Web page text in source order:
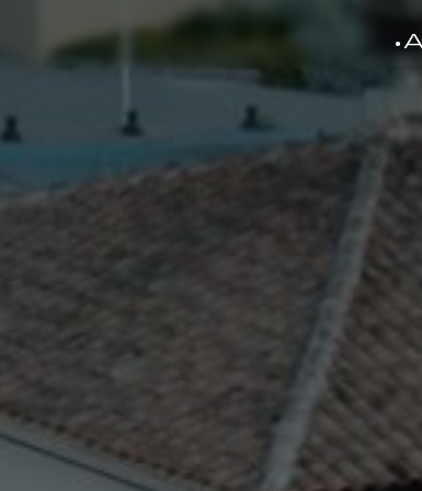
Panneau de gestion des cookies